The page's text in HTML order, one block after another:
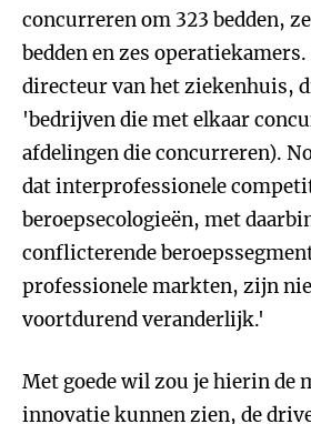
concurreren om 323 bedden,
bedden en zes
directeur van het ziekenhuis,
'bedrijven die met elkaar
afdelingen die concurreren).
dat interprofessionele
beroepsecologieën, met
conflicterende
professionele markten, zijn
voortdurend veranderlijk.'
Met goede wil zou je hierin de
innovatie kunnen zien, de